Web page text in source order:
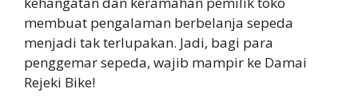
membuat pengalaman berbelanja sepeda
menjadi tak terlupakan. Jadi, bagi para
penggemar sepeda, wajib mampir ke Damai
Rejeki Bike!